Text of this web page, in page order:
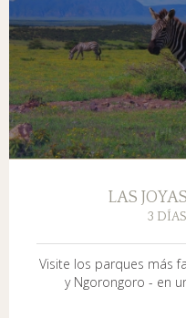
LAS
3
Visite los parques más
y Ngorongoro - en